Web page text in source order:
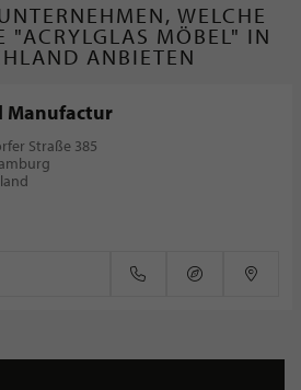
WELCHE
"ACRYLGLAS MÖBEL" IN
ANBIETEN
Manufactur
Straße 385